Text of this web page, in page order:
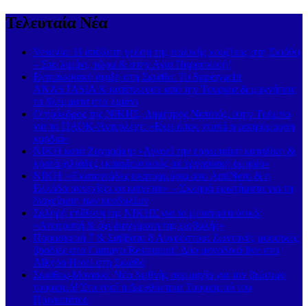
Τελευταία Νέα
Vesuvio: Η απόλυτη γεύση της ιταλικής κουζίνας στη Σκιάθο
– Στο λιμάνι, τώρα & στην Αγία Παρασκευή!
Εντυπωσιακή άφιξη στη Σκιάθο: Το Superyacht
ANASTASIA K κατέπλευσε από την Τουρκία & μαγνήτισε
τα βλέμματα στο λιμάνι
Ο πρόεδρος της ΝΙΚΗΣ, Δημήτρης Νατσιός, στην Τούμπα
για το ΠΑΟΚ-Άντερλεχτ: «Εκεί όπου χτυπά η ασπρόμαυρη
καρδιά»
ΝΙΚΗ κατά Ζαχαράκη: «Αγνοεί την ευρωπαϊκή καταδίκη &
κρατά χιλιάδες εκπαιδευτικούς σε εργασιακή ομηρία»
ΝΙΚΗ: «Εκατοντάδες εκατομμύρια στο AntiNero & η
Ελλάδα συνεχίζει να καίγεται» – Σκληρά ερωτήματα για τη
διαχείριση των κονδυλίων
Σκληρή επίθεση της ΝΙΚΗΣ για το μεταναστευτικό:
«Αποτροπή & όχι διαχείριση της εισβολής»
Παρασκευή 7 & Σάββατο 8 Αυγούστου: Ζωντανές μουσικές
βραδιές στο Carnayo Restaurant! Δύο μοναδικά live στο
Alkyon Hotel στη Σκιάθο
Σκιάθος-Μονακό: Νέα διεθνής συμμαχία για τον βιώσιμο
τουρισμό! Στο νησί η Διευθύντρια Τουρισμού του
Πριγκιπάτου